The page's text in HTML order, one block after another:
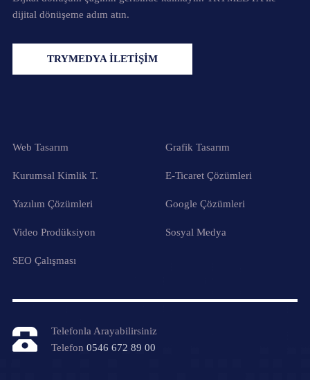
dijital dönüşeme adım atın.
TRYMEDYA İLETİŞİM
Web Tasarım Grafik Tasarım
Kurumsal Kimlik T. E-Ticaret Çözümleri
Yazılım Çözümleri Google Çözümleri
Video Prodüksiyon Sosyal Medya
SEO Çalışması
Telefonla Arayabilirsiniz
Telefon 0546 672 89 00